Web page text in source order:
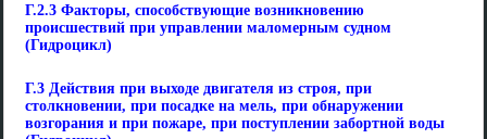
Г.2.3 Факторы, способствующие возникновению
происшествий при управлении маломерным судном
(Гидроцикл)
Г.3 Действия при выходе двигателя из строя, при
столкновении, при посадке на мель, при обнаружении
возгорания и при пожаре, при поступлении забортной воды